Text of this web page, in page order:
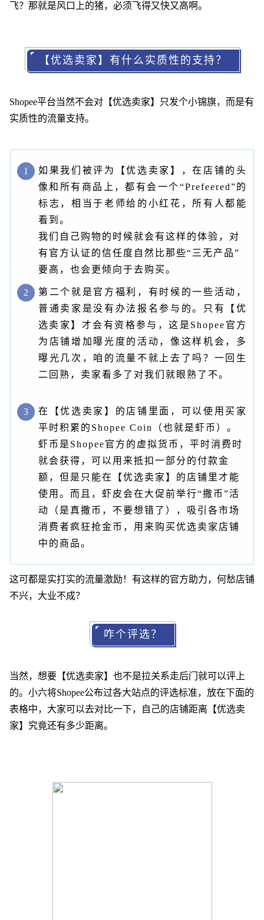
飞？那就是风口上的猪，必须飞得又快又高啊。
【优选卖家】有什么实质性的支持？
Shopee平台当然不会对【优选卖家】只发个小锦旗，而是有
实质性的流量支持。
1
如果我们被评为【优选卖家】，在店铺的头
像和所有商品上，都有会一个“Prefeered”的
标志，相当于老师给的小红花，所有人都能
看到。
我们自己购物的时候就会有这样的体验，对
有官方认证的信任度自然比那些“三无产品”
要高，也会更倾向于去购买。
2
第二个就是官方福利，有时候的一些活动，
普通卖家是没有办法报名参与的。只有【优
选卖家】才会有资格参与，这是Shopee官方
为店铺增加曝光度的活动，像这样机会，多
曝光几次，咱的流量不就上去了吗？一回生
二回熟，卖家看多了对我们就眼熟了不。
3
在【优选卖家】的店铺里面，可以使用买家
平时积累的Shopee Coin（也就是虾币）。
虾币是 Shopee官方的虚拟货币，平时消费时
就会获得，可以用来抵扣一部分的付款金
额，但是只能在【优选卖家】的店铺里才能
使用。而且，虾皮会在大促前举行“撒币”活
动（是真撒币，不要想错了），吸引各市场
消费者疯狂抢金币，用来购买优选卖家店铺
中的商品。
这可都是实打实的流量激励！有这样的官方助力，何愁店铺
不兴，大业不成？
咋个评选？
当然，想要【优选卖家】也不是拉关系走后门就可以评上
的。 小六将Shopee公布过各大站点的评选标准， 放在下面的
表格中，大家可以去对比一下，自己的店铺距离【优选卖
家】究竟还有多少距离。